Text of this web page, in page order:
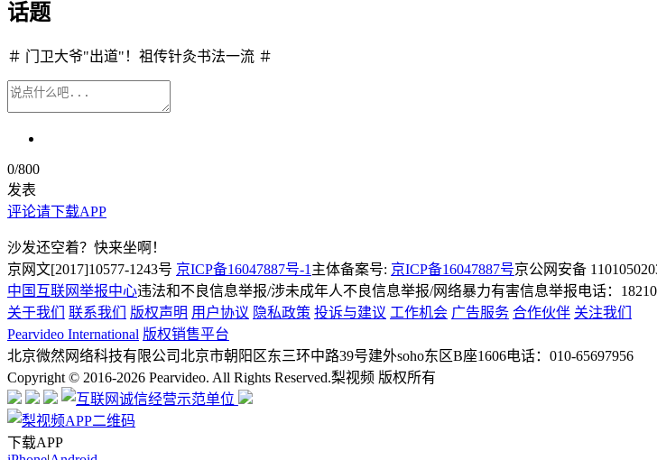
话题
＃ 门卫大爷"出道"！祖传针灸书法一流 ＃
0/800
发表
评论请下载APP
沙发还空着？快来坐啊！
京网文[2017]10577-1243号 京ICP备16047887号-1 主体备案号: 京ICP备16047887号京公网安备
中国互联网举报中心违法和不良信息举报/涉未成年人不良信息举报/网络暴力有害信息举报电话：
关于我们
联系我们 版权声明 用户协议 隐私政策 投诉与建议 工作机会 广告服务 合作伙伴 关注我们
Pearvideo International 版权销售平台
北京微然网络科技有限公司北京市朝阳区东三环中路39号建外soho东区B座1606电话：010-65697956
Copyright © 2016-2026 Pearvideo. All Rights Reserved.梨视频 版权所有
下载APP